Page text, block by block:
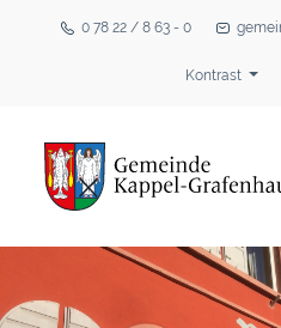
0 78 22 / 8 63 - 0
Kontrast